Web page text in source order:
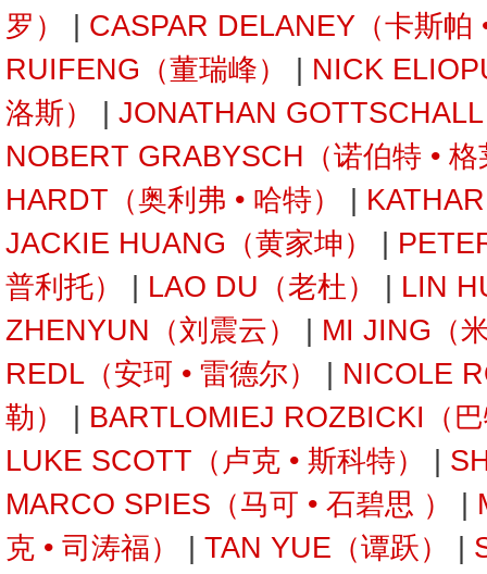
罗）
CASPAR DELANEY（卡斯帕
RUIFENG（董瑞峰）
NICK
洛斯）
JONATHAN
NOBERT GRABYSCH（诺伯特 •
HARDT（奥利弗 • 哈特）
JACKIE HUANG（黄家坤）
普利托）
LAO DU（老杜）
LIN
ZHENYUN（刘震云）
MI JING（
REDL（安珂 • 雷德尔）
NICOLE
勒）
BARTLOMIEJ ROZBICKI（
LUKE SCOTT（卢克 • 斯科特）
MARCO SPIES（马可 • 石碧思 ）
克 • 司涛福）
TAN YUE（谭跃）